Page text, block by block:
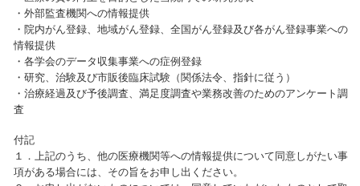
・外部監査機関への情報提供
・院内がん登録、地域がん登録、全国がん登録及び各がん登録事業への
情報提供
・各学会のデータ収集事業への症例登録
・研究、治験及び市販後臨床試験（関係法令、指針に従う）
・治療経過及び予後調査、満足度調査や業務改善のためのアンケート調
査
付記
１．上記のうち、他の医療機関等への情報提供について同意しがたい事
項がある場合には、その旨をお申し出ください。